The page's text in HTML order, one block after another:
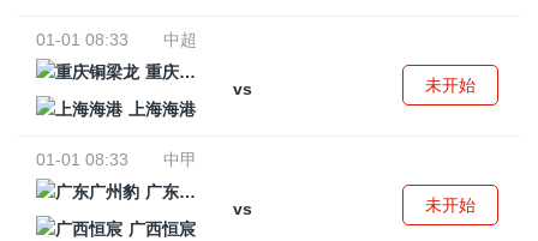
01-01 08:33
中超
重庆铜梁龙
vs
上海海港
未开始
01-01 08:33
中甲
广东广州豹
vs
广西恒宸
未开始